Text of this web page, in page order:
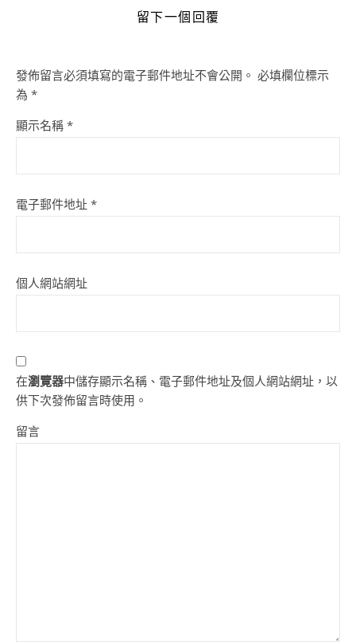
留下一個回覆
發佈留言必須填寫的電子郵件地址不會公開。 必填欄位標示
為 *
顯示名稱 *
電子郵件地址 *
個人網站網址
在瀏覽器中儲存顯示名稱、電子郵件地址及個人網站網址，以
供下次發佈留言時使用。
留言